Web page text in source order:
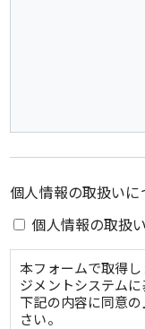
個人情報の取扱いに
個人情報の取扱
本フォームで取得
ジメントシステムに
下記の内容に同意
さい。